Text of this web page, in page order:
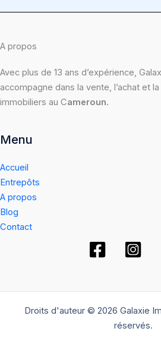
A propos
Avec plus de 13 ans d’expérience,
accompagne dans la vente, l’achat et
immobiliers au Cameroun.
Menu
Accueil
Entrepôts
A propos
Blog
Contact
Droits d'auteur © 2026 Galaxie
réservés.